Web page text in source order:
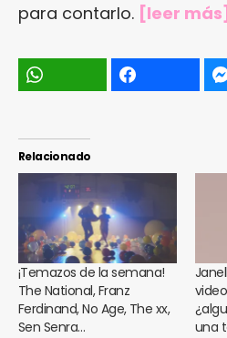
para contarlo. [leer más]
Relacionado
¡Temazos de la semana!
The National, Franz
Ferdinand, No Age, The xx,
Sen Senra…
una